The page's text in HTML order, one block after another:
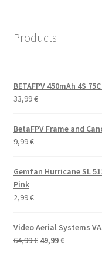
Products
BETAFPV 450mAh 4S
33,99€
BetaFPV Frame and
9,99€
Gemfan Hurricane SL
Pink
2,99€
Video Aerial Systems
64,99€ Alkuperäinen
49,99€Nykyinen